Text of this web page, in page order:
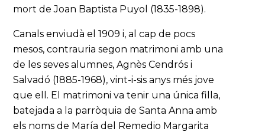
mort de Joan Baptista Puyol (1835-1898).
Canals enviudà el 1909 i, al cap de pocs
mesos, contrauria segon matrimoni amb una
de les seves alumnes, Agnès Cendrós i
Salvadó (1885-1968), vint-i-sis anys més jove
que ell. El matrimoni va tenir una única filla,
batejada a la parròquia de Santa Anna amb
els noms de María del Remedio Margarita